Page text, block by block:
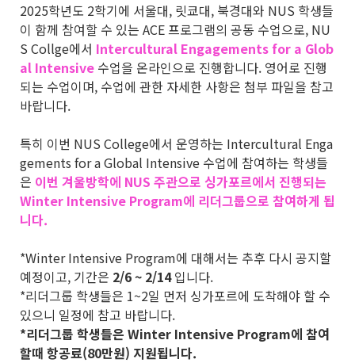
2025학년도 2학기에 서울대, 릿쿄대, 북경대와 NUS 학생들
이 함께 참여할 수 있는 ACE 프로그램의 공동 수업으로, NU
S Collge에서 Intercultural Engagements for a Glob
al Intensive 수업을 온라인으로 진행합니다. 영어로 진행
되는 수업이며, 수업에 관한 자세한 사항은 첨부 파일을 참고
바랍니다.
특히 이번 NUS College에서 운영하는 Intercultural Enga
gements for a Global Intensive 수업에 참여하는 학생들
은 이번 겨울방학에 NUS 주관으로 싱가포르에서 진행되는
Winter Intensive Program에 리더그룹으로 참여하게 됩
니다.
*Winter Intensive Program에 대해서는 추후 다시 공지할
예정이고, 기간은 2/6 ~ 2/14입니다.
*리더그룹 학생들은 1~2일 먼저 싱가포르에 도착해야 할 수
있으니 일정에 참고 바랍니다.
*리더그룹 학생들은 Winter Intensive Program에 참여
할때 항공료(80만원) 지원됩니다.